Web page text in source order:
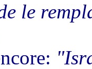
le